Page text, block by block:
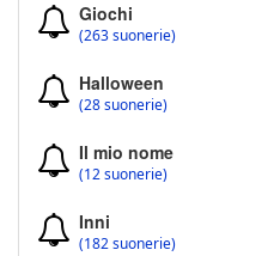
Giochi
(263 suonerie)
Halloween
(28 suonerie)
Il mio nome
(12 suonerie)
Inni
(182 suonerie)